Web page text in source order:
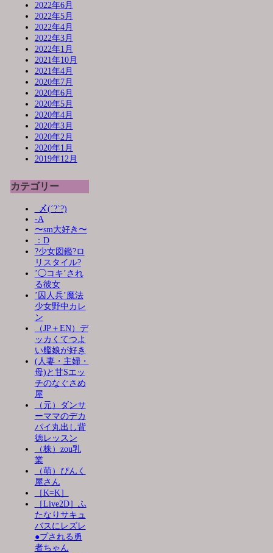
2022年6月
2022年5月
2022年4月
2022年3月
2022年1月
2021年10月
2021年4月
2020年7月
2020年6月
2020年5月
2020年4月
2020年3月
2020年2月
2020年1月
2019年12月
カテゴリー
_〆(´?`?)
-A
〜sm大好き〜
：D
?少女図鑑?ロ
リスタイル?
’◯コキ’され
る彼女
’囚人兵’魔法
少女野中カレ
ン
（JP＋EN）デ
ッカくてつよ
い艦娘が好き
(人妻・主婦・
母)と甘Sエッ
チのなぐさめ
屋
（元）ダンサ
ーママのデカ
パイ丸出し背
徳レッスン
（株）zou乳
業
（萌）ぴんく
屋さん
［K=K］
［Live2D］ふ
たなりサキュ
バスにレズレ
●プされる勇
者ちゃん